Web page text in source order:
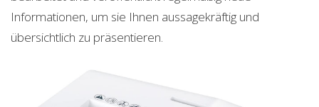
Informationen, um sie Ihnen aussagekräftig und
übersichtlich zu präsentieren.